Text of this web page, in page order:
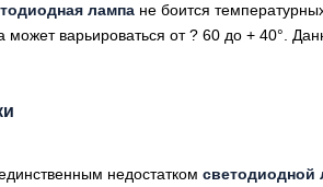
лампа не боится
может варьироваться от ? 60 до + 40°.
недостатком светодиодной